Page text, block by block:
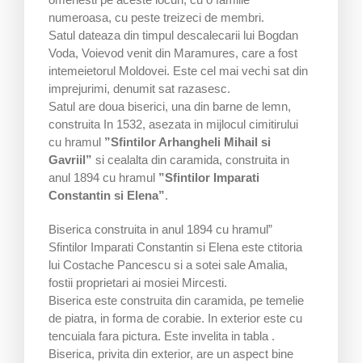
numeroasa, cu peste treizeci de membri.
Satul dateaza din timpul descalecarii lui Bogdan
Voda, Voievod venit din Maramures, care a fost
intemeietorul Moldovei. Este cel mai vechi sat din
imprejurimi, denumit sat razasesc.
Satul are doua biserici, una din barne de lemn,
construita In 1532, asezata in mijlocul cimitirului
cu hramul ”Sfintilor Arhangheli Mihail si
Gavriil” si cealalta din caramida, construita in
anul 1894 cu hramul ”Sfintilor Imparati
Constantin si Elena”.
Biserica construita in anul 1894 cu hramul”
Sfintilor Imparati Constantin si Elena este ctitoria
lui Costache Pancescu si a sotei sale Amalia,
fostii proprietari ai mosiei Mircesti.
Biserica este construita din caramida, pe temelie
de piatra, in forma de corabie. In exterior este cu
tencuiala fara pictura. Este invelita in tabla .
Biserica, privita din exterior, are un aspect bine